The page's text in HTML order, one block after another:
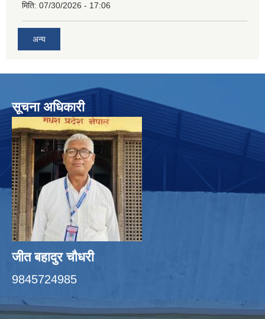
मिति: 07/30/2026 - 17:06
अन्य
सूचना अधिकारी
जीत बहादुर चाैधरी
9845724985